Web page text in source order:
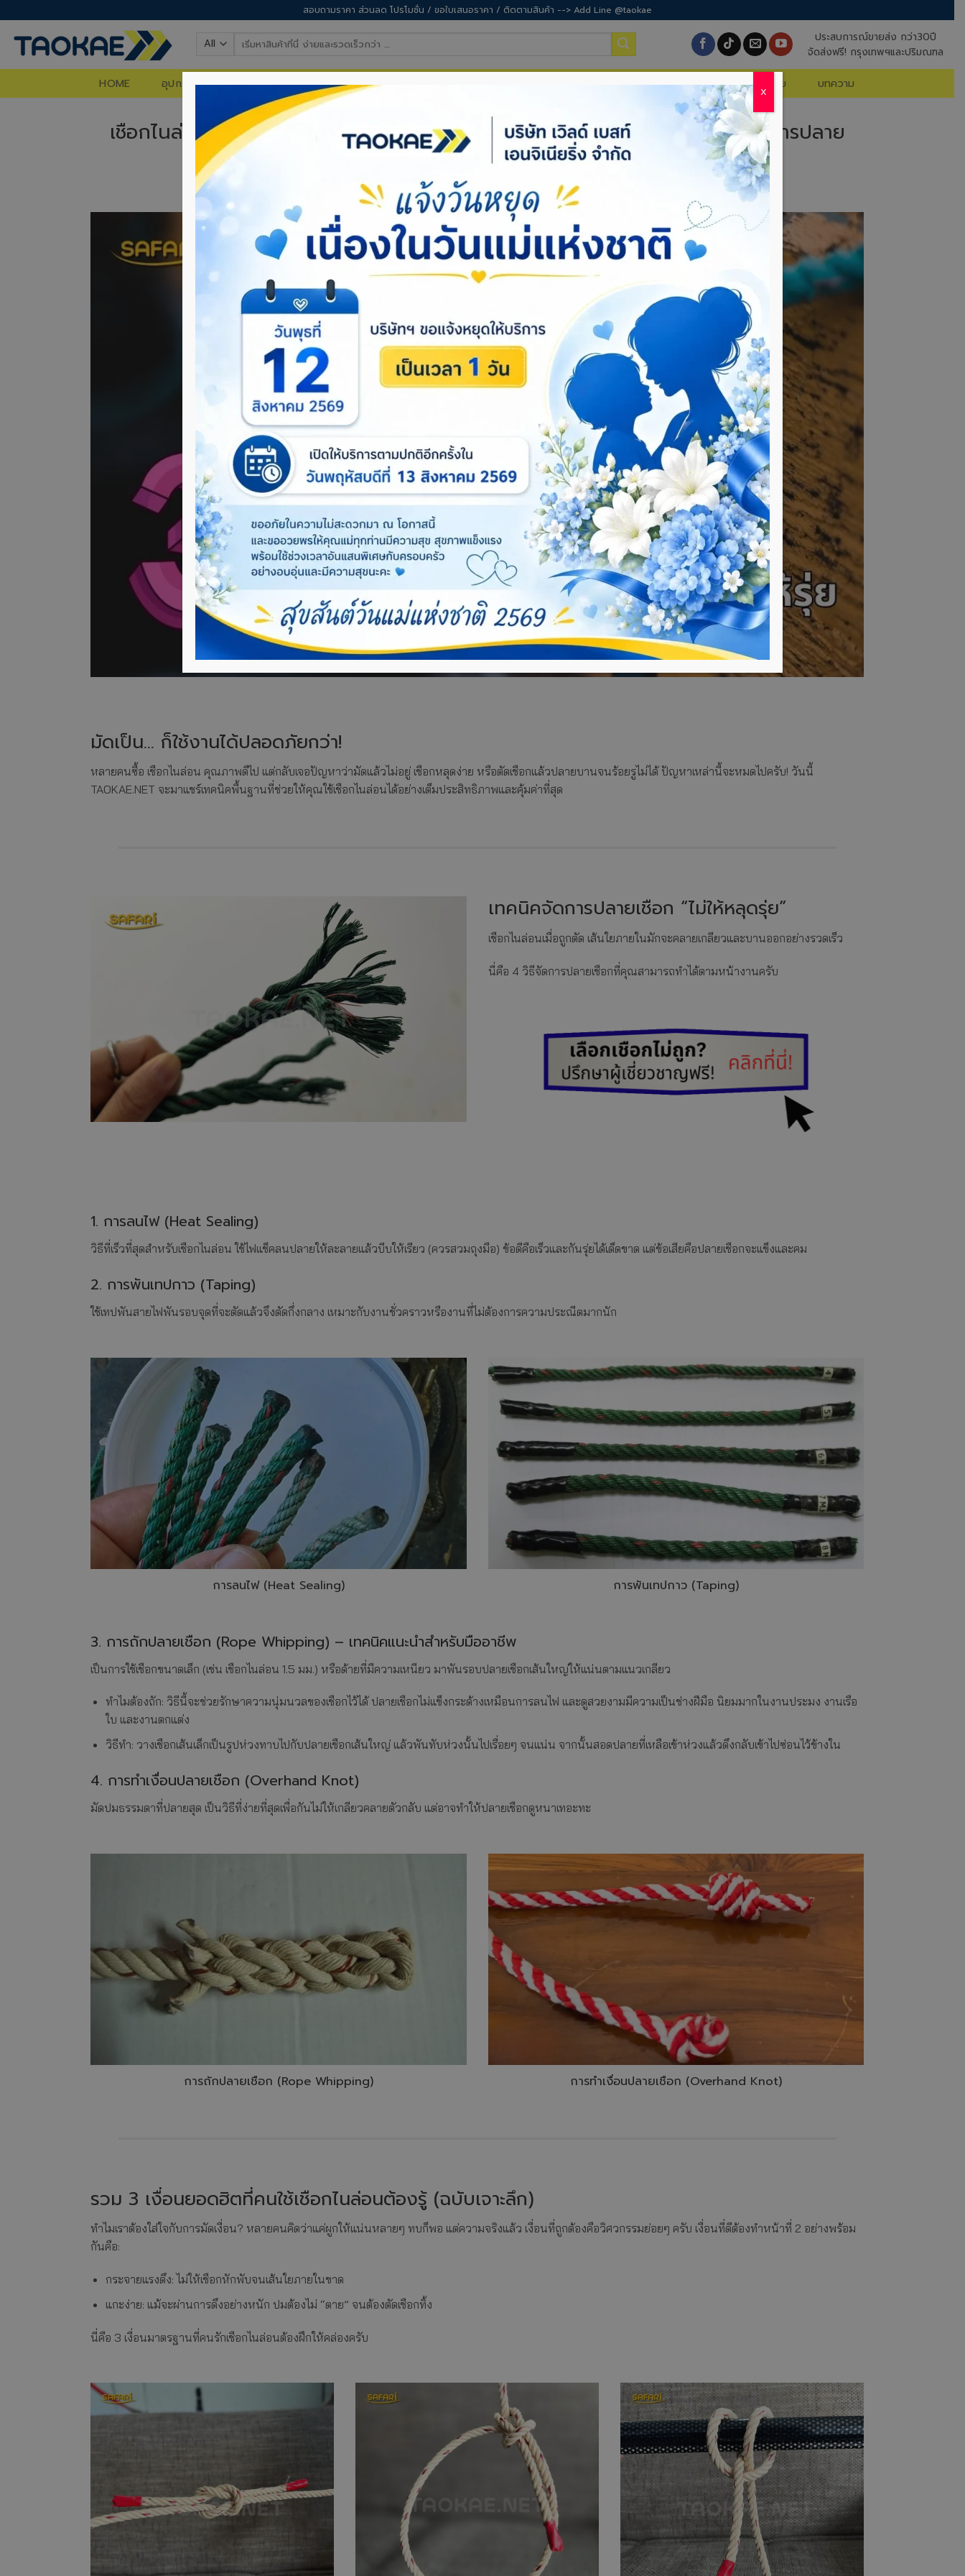
content
สอบถามราคา ส่วนลด โปรโมชั่น / ขอใบเสนอราคา / ติดตามสินค้า --> Add Line @taokae
Search
for:
ประสบการณ์ขายส่ง กว่า30ปี
จัดส่งฟรี! กรุงเทพฯและปริมณฑล
HOME อุปกรณ์ก่อสร้าง อุปกรณ์ทำสวน สินค้าจัดโปร คำถามที่พบบ่อย บทความ
เชือกไนล่อน – ใช้เชือกไนล่อนให้เหมือนมือโปร! รวม 3 เงื่อนยอดฮิต และเทคนิคจัดการปลาย
เชือกไม่ให้รุ่ย
มัดเป็น… ก็ใช้งานได้ปลอดภัยกว่า!
หลายคนซื้อ เชือกไนล่อน คุณภาพดีไป แต่กลับเจอปัญหาว่ามัดแล้วไม่อยู่ เชือกหลุดง่าย หรือตัดเชือกแล้วปลายบานจนร้อยรูไม่ได้ ปัญหาเหล่านี้จะหมดไปครับ! วันนี้
TAOKAE.NET จะมาแชร์เทคนิคพื้นฐานที่ช่วยให้คุณใช้เชือกไนล่อนได้อย่างเต็มประสิทธิภาพและคุ้มค่าที่สุด
เทคนิคจัดการปลายเชือก “ไม่ให้หลุดรุ่ย”
เชือกไนล่อนเมื่อถูกตัด เส้นใยภายในมักจะคลายเกลียวและบานออกอย่างรวดเร็ว
นี่คือ 4 วิธีจัดการปลายเชือกที่คุณสามารถทำได้ตามหน้างานครับ
1. การลนไฟ (Heat Sealing)
วิธีที่เร็วที่สุดสำหรับเชือกไนล่อน ใช้ไฟแช็คลนปลายให้ละลายแล้วบีบให้เรียว (ควรสวมถุงมือ) ข้อดีคือเร็วและกันรุ่ยได้เด็ดขาด แต่ข้อเสียคือปลายเชือกจะแข็งและคม
2. การพันเทปกาว (Taping)
ใช้เทปพันสายไฟพันรอบจุดที่จะตัดแล้วจึงตัดกึ่งกลาง เหมาะกับงานชั่วคราวหรืองานที่ไม่ต้องการความประณีตมากนัก
การลนไฟ (Heat Sealing) การพันเทปกาว (Taping)
3. การถักปลายเชือก (Rope Whipping) – เทคนิคแนะนำสำหรับมืออาชีพ
เป็นการใช้เชือกขนาดเล็ก (เช่น เชือกไนล่อน 1.5 มม.) หรือด้ายที่มีความเหนียว มาพันรอบปลายเชือกเส้นใหญ่ให้แน่นตามแนวเกลียว
ทำไมต้องถัก: วิธีนี้จะช่วยรักษาความนุ่มนวลของเชือกไว้ได้ ปลายเชือกไม่แข็งกระด้างเหมือนการลนไฟ และดูสวยงามมีความเป็นช่างฝีมือ นิยมมากในงานประมง งานเรือ
ใบ และงานตกแต่ง
วิธีทำ: วางเชือกเส้นเล็กเป็นรูปห่วงทาบไปกับปลายเชือกเส้นใหญ่ แล้วพันทับห่วงนั้นไปเรื่อยๆ จนแน่น จากนั้นสอดปลายที่เหลือเข้าห่วงแล้วดึงกลับเข้าไปซ่อนไว้ข้างใน
4. การทำเงื่อนปลายเชือก (Overhand Knot)
มัดปมธรรมดาที่ปลายสุด เป็นวิธีที่ง่ายที่สุดเพื่อกันไม่ให้เกลียวคลายตัวกลับ แต่อาจทำให้ปลายเชือกดูหนาเทอะทะ
การถักปลายเชือก (Rope Whipping) การทำเงื่อนปลายเชือก (Overhand Knot)
รวม 3 เงื่อนยอดฮิตที่คนใช้เชือกไนล่อนต้องรู้ (ฉบับเจาะลึก)
ทำไมเราต้องใส่ใจกับการมัดเงื่อน? หลายคนคิดว่าแค่ผูกให้แน่นหลายๆ ทบก็พอ แต่ความจริงแล้ว เงื่อนที่ถูกต้องคือวิศวกรรมย่อยๆ ครับ เงื่อนที่ดีต้องทำหน้าที่ 2 อย่างพร้อม
กันคือ:
กระจายแรงดึง: ไม่ให้เชือกหักพับจนเส้นใยภายในขาด
แกะง่าย: แม้จะผ่านการดึงอย่างหนัก ปมต้องไม่ “ตาย” จนต้องตัดเชือกทิ้ง
นี่คือ 3 เงื่อนมาตรฐานที่คนรักเชือกไนล่อนต้องฝึกให้คล่องครับ
X